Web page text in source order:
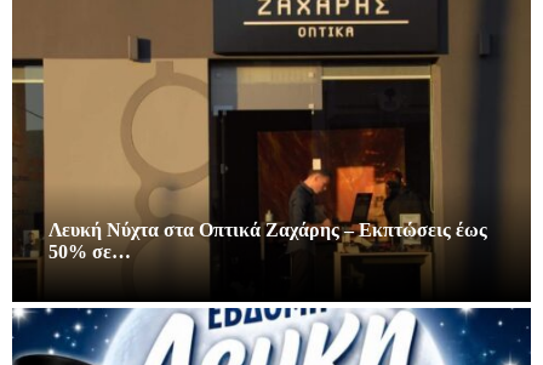
Λευκή Νύχτα στα Οπτικά Ζαχάρης – Εκπτώσεις έως
50% σε…